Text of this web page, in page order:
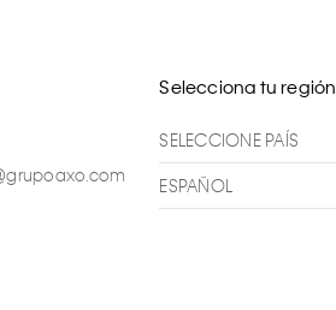
Selecciona tu región
SELECCIONE PAÍS
ESPAÑOL